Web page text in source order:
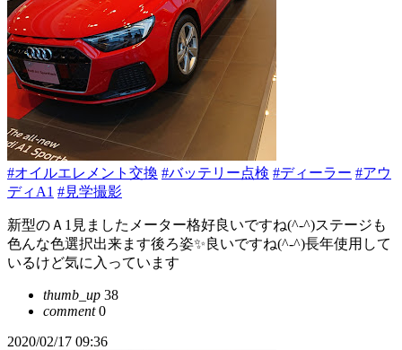
#オイルエレメント交換 #バッテリー点検 #ディーラー #アウ
ディA1 #見学撮影
新型のＡ1見ましたメーター格好良いですね(^-^)ステージも
色んな色選択出来ます後ろ姿✨良いですね(^-^)長年使用して
いるけど気に入っています
thumb_up 38
comment0
2020/02/17 09:36